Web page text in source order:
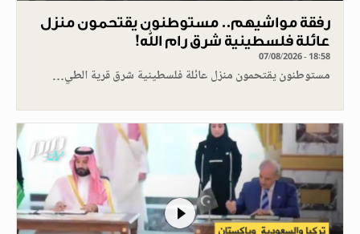
رفقة مواشيهم.. مستوطنون يقتحمون منزل
عائلة فلسطينية شرق رام الله!
07/08/2026 - 18:58
مستوطنون يقتحمون منزل عائلة فلسطينية شرق قرية الطي…